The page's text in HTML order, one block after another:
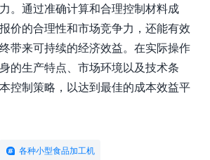
。通过准确计算和合理控制材料成
价的合理性和市场竞争力，还能有效
带来可持续的经济效益。在实际操作
的生产特点、市场环境以及技术条
控制策略，以达到最佳的成本效益平
各种小型食品加工机